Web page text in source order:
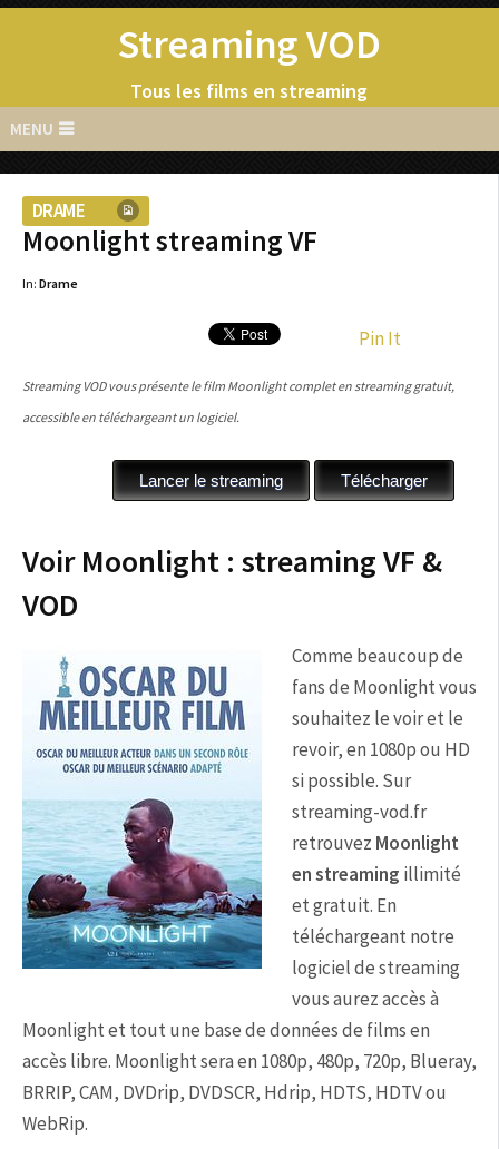
Streaming VOD
Tous les films en streaming
MENU
DRAME
Moonlight streaming VF
In: Drame
Pin It
Streaming VOD vous présente le film Moonlight complet en streaming gratuit,
accessible en téléchargeant un logiciel.
Voir Moonlight : streaming VF &
VOD
Comme beaucoup de
fans de Moonlight vous
souhaitez le voir et le
revoir, en 1080p ou HD
si possible. Sur
streaming-vod.fr
retrouvez Moonlight
en streaming illimité
et gratuit. En
téléchargeant notre
logiciel de streaming
vous aurez accès à
Moonlight et tout une base de données de films en
accès libre. Moonlight sera en 1080p, 480p, 720p, Blueray,
BRRIP, CAM, DVDrip, DVDSCR, Hdrip, HDTS, HDTV ou
WebRip.